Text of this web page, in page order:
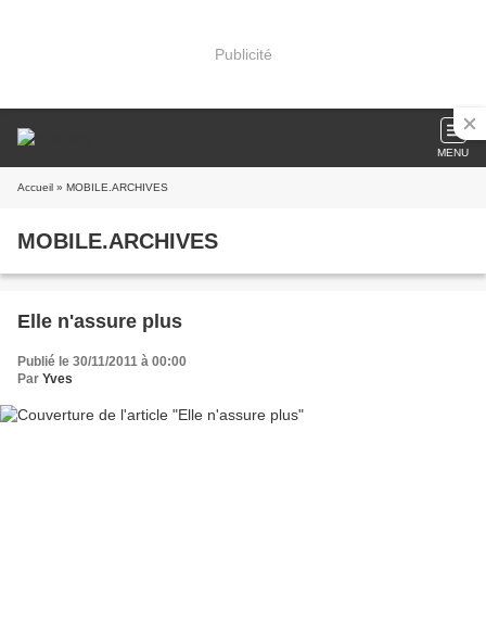
Publicité
MENU
Accueil » MOBILE.ARCHIVES
MOBILE.ARCHIVES
Elle n'assure plus
Publié le 30/11/2011 à 00:00
Par Yves